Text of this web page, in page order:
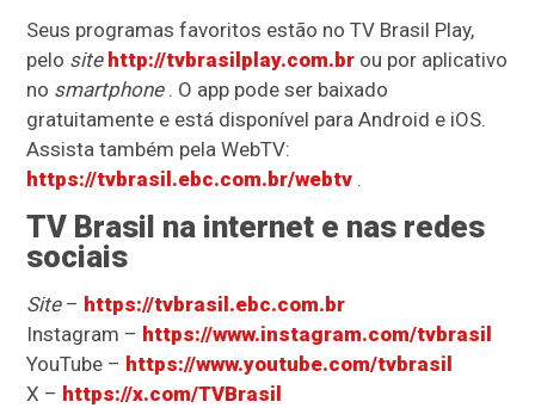
Seus programas favoritos estão no TV Brasil Play,
pelo site http://tvbrasilplay.com.br ou por aplicativo
no smartphone. O app pode ser baixado
gratuitamente e está disponível para Android e iOS.
Assista também pela WebTV:
https://tvbrasil.ebc.com.br/webtv .
TV Brasil na internet e nas redes
sociais
Site– https://tvbrasil.ebc.com.br
Instagram – https://www.instagram.com/tvbrasil
YouTube – https://www.youtube.com/tvbrasil
X – https://x.com/TVBrasil